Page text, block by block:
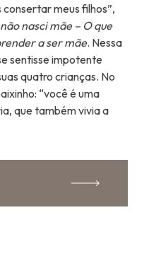
meus filhos”,
não nasci mãe – O que
a ser mãe. Nessa
sentisse impotente
quatro crianças. No
“você é uma
que também vivia a